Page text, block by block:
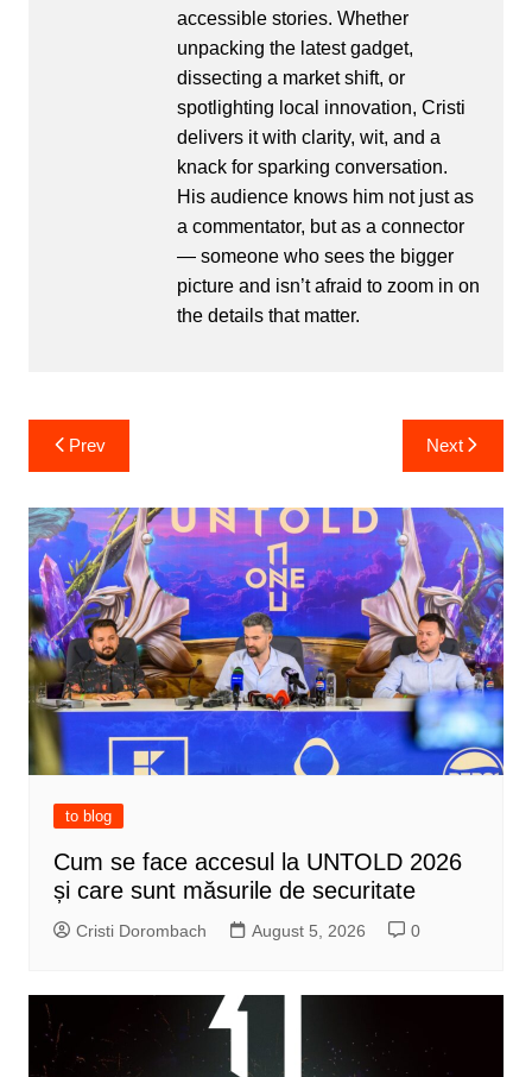
accessible stories. Whether
unpacking the latest gadget,
dissecting a market shift, or
spotlighting local innovation, Cristi
delivers it with clarity, wit, and a
knack for sparking conversation.
His audience knows him not just as
a commentator, but as a connector
— someone who sees the bigger
picture and isn’t afraid to zoom in on
the details that matter.
Post
navigation
Prev Next
to blog
Cum se face accesul la UNTOLD 2026
și care sunt măsurile de securitate
Cristi Dorombach August 5, 2026 0